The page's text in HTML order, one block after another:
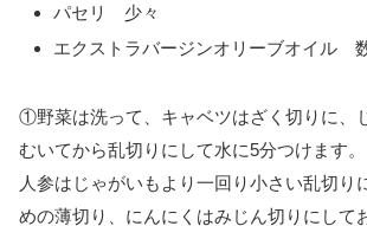
パセリ 少々
エクストラバージンオリーブオイル
①野菜は洗って、キャベツはざく切りに、
むいてから乱切りにして水に5分つけます。
人参はじゃがいもより一回り小さい乱切り
めの薄切り、にんにくはみじん切りにして